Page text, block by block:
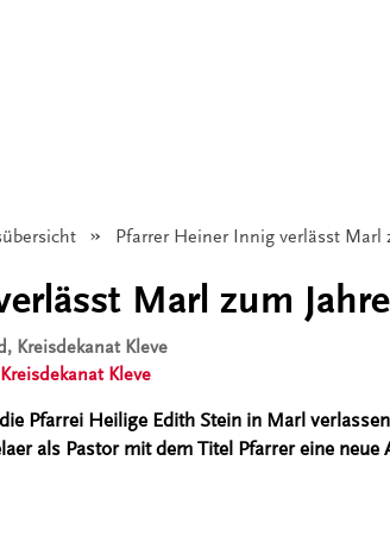
Angezeigt:
Pfarrer Heiner Innig verlässt Marl
Marl zum
Kreisdekanat Kleve
Kreisdekanat Kleve
Pfarrei Heilige Edith Stein in Marl
als Pastor mit dem Titel Pfarrer eine neue